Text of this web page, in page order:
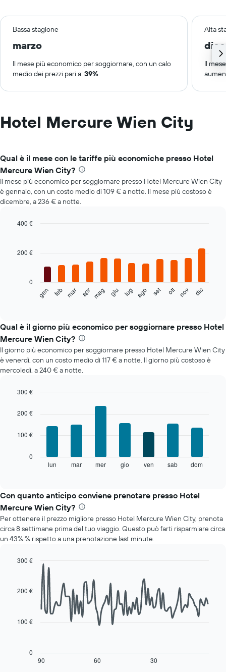
Bassa stagione Alta
marzo
Il mese più economico per soggiornare, con un calo
medio dei prezzi pari a: 39%.
Il
Hotel Mercure Wien City
Qual è il mese con le tariffe più economiche presso Hotel
Mercure Wien City?
Il mese più economico per soggiornare presso Hotel Mercure Wien City
è gennaio, con un costo medio di 109 € a notte. Il mese più costoso è
dicembre, a 236 € a notte.
with
seguente
il
prezzo
medio
di
una
camera
mese
grafico
asse
Il
grafico
ha
1
asse
indicare
medio
camera
gen feb mar apr mag giu lug ago set ott nov dic
0
200 €
400 €
Qual è il giorno più economico per soggiornare presso Hotel
Mercure Wien City?
Il giorno più economico per soggiornare presso Hotel Mercure Wien City
è venerdì, con un costo medio di 117 € a notte. Il giorno più costoso è
mercoledì, a 240 € a notte.
chart
bars.
il
prezzo
medio
di
una
camera
ogni
settimana
ha
indicare
graphic.
lun mar mer gio ven sab dom
0
100 €
200 €
300 €
Con quanto anticipo conviene prenotare presso Hotel
Mercure Wien City?
Per ottenere il prezzo migliore presso Hotel Mercure Wien City, prenota
circa 8 settimane prima del tuo viaggio. Questo può farti risparmiare circa
un 43%:% rispetto a una prenotazione last minute.
with
90
grafico
90 60 30
0
100 €
200 €
300 €